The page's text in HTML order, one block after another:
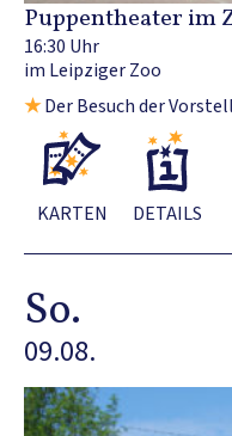
Puppentheater im
16:30 Uhr
im Leipziger Zoo
★Der Besuch der
KARTEN DETAILS
So.
09.08.